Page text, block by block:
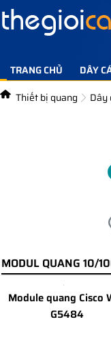
TRANG CHỦ DÂY
TIN TỨC GIẢI PHÁP
Thiết bị quang Dây
MODUL QUANG 10/
Module quang Cisco
G5484